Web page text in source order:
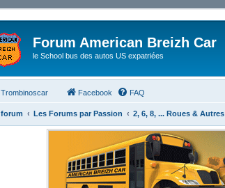
Forum American Breizh Car
le School bus des autos US expatriées
Trombinoscar Facebook FAQ
Les Forums par Passion 2, 6, 8, ... Roues & Autres